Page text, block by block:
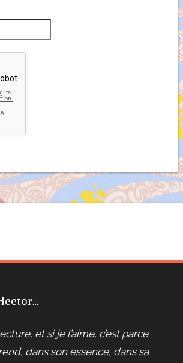
et si je l’aime, c’est parce
dans son essence, dans sa